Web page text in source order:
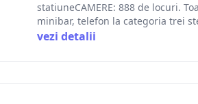
statiuneCAMERE: 888 de locuri.
minibar, telefon la categoria trei
vezi detalii